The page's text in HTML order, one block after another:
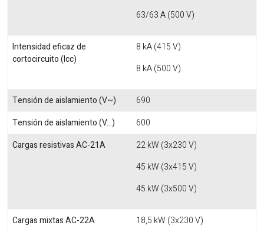
63/63 A (500 V)
Intensidad eficaz de
cortocircuito (Icc)
8 kA (415 V)
8 kA (500 V)
Tensión de aislamiento (V~)
690
Tensión de aislamiento (V...)
600
Cargas resistivas AC-21A
22 kW (3x230 V)
45 kW (3x415 V)
45 kW (3x500 V)
Cargas mixtas AC-22A 18,5 kW (3x230 V)